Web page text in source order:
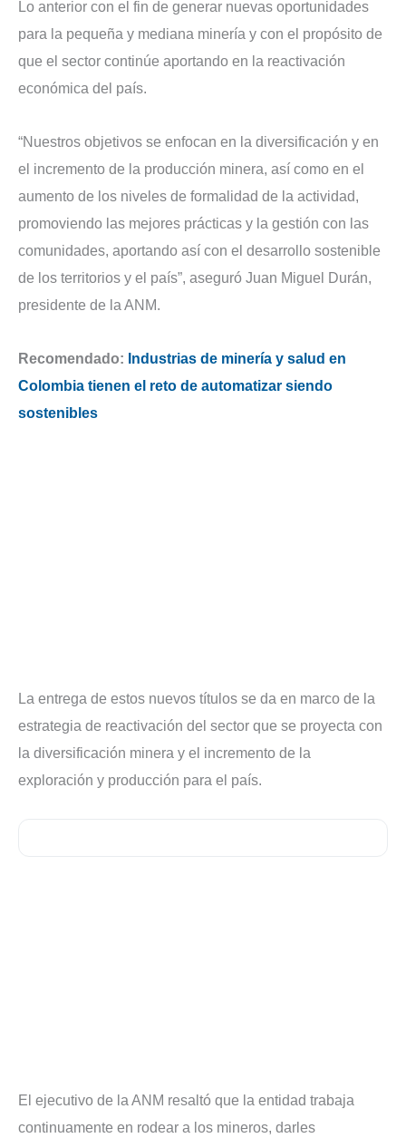
Lo anterior con el fin de generar nuevas oportunidades
para la pequeña y mediana minería y con el propósito de
que el sector continúe aportando en la reactivación
económica del país.
“Nuestros objetivos se enfocan en la diversificación y en
el incremento de la producción minera, así como en el
aumento de los niveles de formalidad de la actividad,
promoviendo las mejores prácticas y la gestión con las
comunidades, aportando así con el desarrollo sostenible
de los territorios y el país”, aseguró Juan Miguel Durán,
presidente de la ANM.
Recomendado: Industrias de minería y salud en
Colombia tienen el reto de automatizar siendo
sostenibles
La entrega de estos nuevos títulos se da en marco de la
estrategia de reactivación del sector que se proyecta con
la diversificación minera y el incremento de la
exploración y producción para el país.
El ejecutivo de la ANM resaltó que la entidad trabaja
continuamente en rodear a los mineros, darles